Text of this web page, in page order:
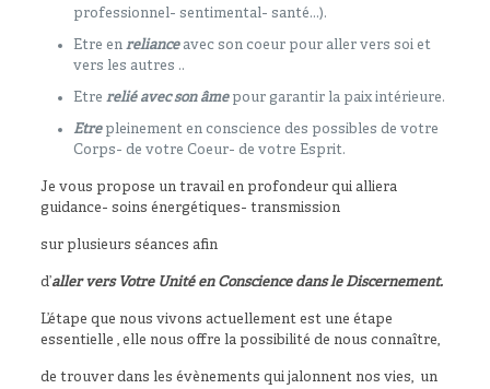
professionnel- sentimental- santé…).
Etre enrelianceavec son coeur pour aller vers soi et
vers les autres ..
Etre relié avec son âmepour garantir la paix intérieure.
Etrepleinement en conscience des possibles de votre
Corps- de votre Coeur- de votre Esprit.
Je vous propose un travail en profondeur qui alliera
guidance- soins énergétiques- transmission
sur plusieurs séances afin
d’aller vers Votre Unité en Conscience dans le Discernement.
L’étape que nous vivons actuellement est une étape
essentielle , elle nous offre la possibilité de nous connaître,
de trouver dans les évènements qui jalonnent nos vies, un